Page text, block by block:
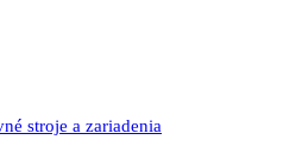
stroje a zariadenia